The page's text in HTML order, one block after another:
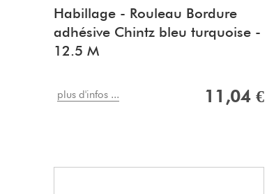
Habillage - Rouleau Bordure
adhésive Chintz bleu turquoise -
12.5 M
plus d'infos ... 11,04 €